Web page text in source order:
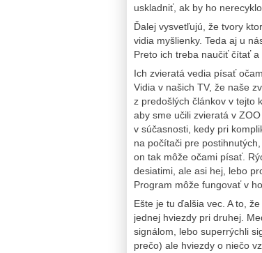
uskladniť, ak by ho
Ďalej vysvetľujú, že tvory
vidia myšlienky. Teda aj u
Preto ich treba naučiť čítať
Ich zvieratá vedia písať
Vidia v našich TV, že naše
z predošlých článkov v tejto
aby sme učili zvieratá v
v súčasnosti, kedy pri
na počítači pre
on tak môže očami písať.
desiatimi, ale asi hej, lebo
Program môže fungovať v
Ešte je tu ďalšia vec. A to,
jednej hviezdy pri druhej.
signálom, lebo superrýchli
prečo) ale hviezdy o niečo